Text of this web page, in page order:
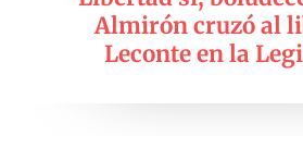
Almirón cruzó al
Leconte en la